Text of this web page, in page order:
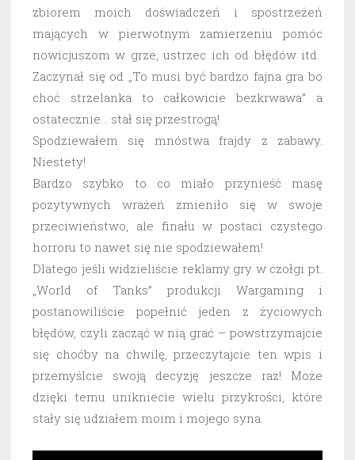
zbiorem moich doświadczeń i spostrzeżeń
mających w pierwotnym zamierzeniu pomóc
nowicjuszom w grze, ustrzec ich od błędów itd.
Zaczynał się od „To musi być bardzo fajna gra bo
choć strzelanka to całkowicie bezkrwawa” a
ostatecznie… stał się przestrogą!
Spodziewałem się mnóstwa frajdy z zabawy.
Niestety!
Bardzo szybko to co miało przynieść masę
pozytywnych wrażeń zmieniło się w swoje
przeciwieństwo, ale finału w postaci czystego
horroru to nawet się nie spodziewałem!
Dlatego jeśli widzieliście reklamy gry w czołgi pt.
„World of Tanks” produkcji Wargaming i
postanowiliście popełnić jeden z życiowych
błędów, czyli zacząć w nią grać – powstrzymajcie
się choćby na chwilę, przeczytajcie ten wpis i
przemyślcie swoją decyzję jeszcze raz! Może
dzięki temu unikniecie wielu przykrości, które
stały się udziałem moim i mojego syna.